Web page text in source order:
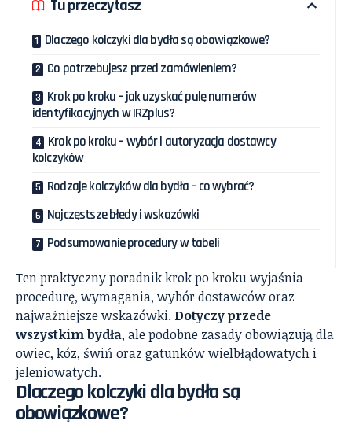
Tu przeczytasz
Dlaczego kolczyki dla bydła są obowiązkowe?
Co potrzebujesz przed zamówieniem?
Krok po kroku – jak uzyskać pulę numerów
identyfikacyjnych w IRZplus?
Krok po kroku – wybór i autoryzacja dostawcy
kolczyków
Rodzaje kolczyków dla bydła – co wybrać?
Najczęstsze błędy i wskazówki
Podsumowanie procedury w tabeli
Ten praktyczny poradnik krok po kroku wyjaśnia
procedurę, wymagania, wybór dostawców oraz
najważniejsze wskazówki. Dotyczy przede
wszystkim bydła, ale podobne zasady obowiązują dla
owiec, kóz, świń oraz gatunków wielbłądowatych i
jeleniowatych.
Dlaczego kolczyki dla bydła są
obowiązkowe?